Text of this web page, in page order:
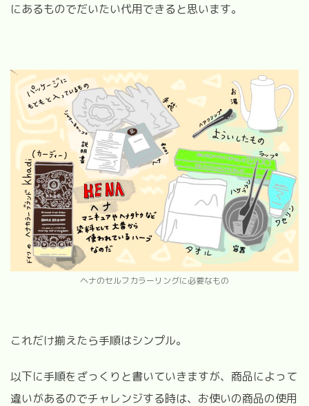
にあるものでだいたい代用できると思います。
ヘナのセルフカラーリングに必要なもの
これだけ揃えたら手順はシンプル。
以下に手順をざっくりと書いていきますが、商品によって
違いがあるのでチャレンジする時は、お使いの商品の使用